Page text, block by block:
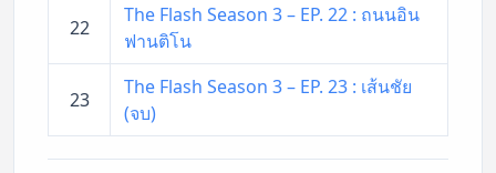
22
The Flash Season 3 – EP. 22 : ถนนอิน
ฟานติโน
23
The Flash Season 3 – EP. 23 : เส้นชัย
(จบ)